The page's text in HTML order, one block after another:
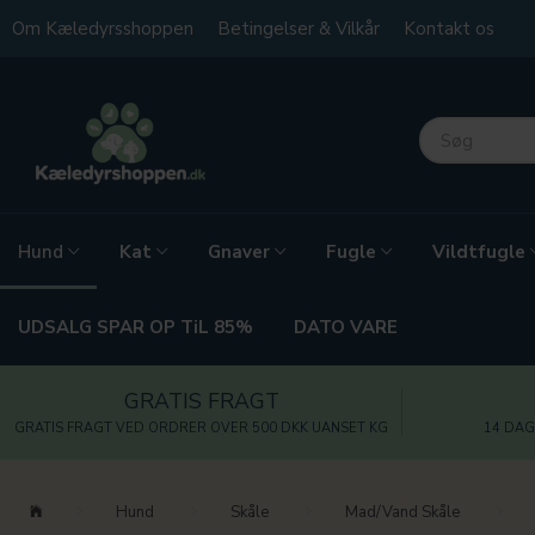
Om Kæledyrsshoppen Betingelser & Vilkår Kontakt os
Hund Kat Gnaver Fugle Vildtfugle
UDSALG SPAR OP TiL 85% DATO VARE
GRATIS FRAGT
GRATIS FRAGT VED ORDRER OVER 500 DKK UANSET KG 14
Hund Skåle Mad/Vand Skåle